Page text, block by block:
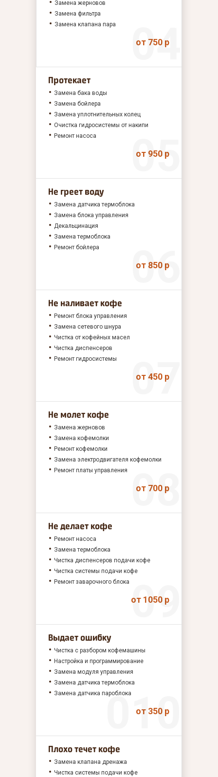
Замена жерновов
Замена фильтра
Замена клапана пара
от 750 р
Протекает
Замена бака воды
Замена бойлера
Замена уплотнительных колец
Очистка гидросистемы от накипи
Ремонт насоса
от 950 р
Не греет воду
Замена датчика термоблока
Замена блока управления
Декальцинация
Замена термоблока
Ремонт бойлера
от 850 р
Не наливает кофе
Ремонт блока управления
Замена сетевого шнура
Чистка от кофейных масел
Чистка диспенсеров
Ремонт гидросистемы
от 450 р
Не молет кофе
Замена жерновов
Замена кофемолки
Ремонт кофемолки
Замена электродвигателя кофемолки
Ремонт платы управления
от 700 р
Не делает кофе
Ремонт насоса
Замена термоблока
Чистка диспенсеров подачи кофе
Чистка системы подачи кофе
Ремонт заварочного блока
от 1050 р
Выдает ошибку
Чистка с разбором кофемашины
Настройка и программирование
Замена модуля управления
Замена датчика термоблока
Замена датчика пароблока
от 350 р
Плохо течет кофе
Замена клапана дренажа
Чистка системы подачи кофе